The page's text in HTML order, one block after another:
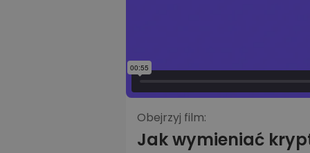
Obejrzyj film:
Jak wymieniać